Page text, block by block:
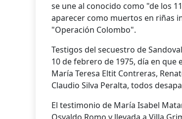
se une al conocido como "de los
aparecer como muertos en riñas
"Operación Colombo".
Testigos del secuestro de
10 de febrero de 1975, día en que
María Teresa Eltit Contreras,
Claudio Silva Peralta, todos
El testimonio de María Isabel